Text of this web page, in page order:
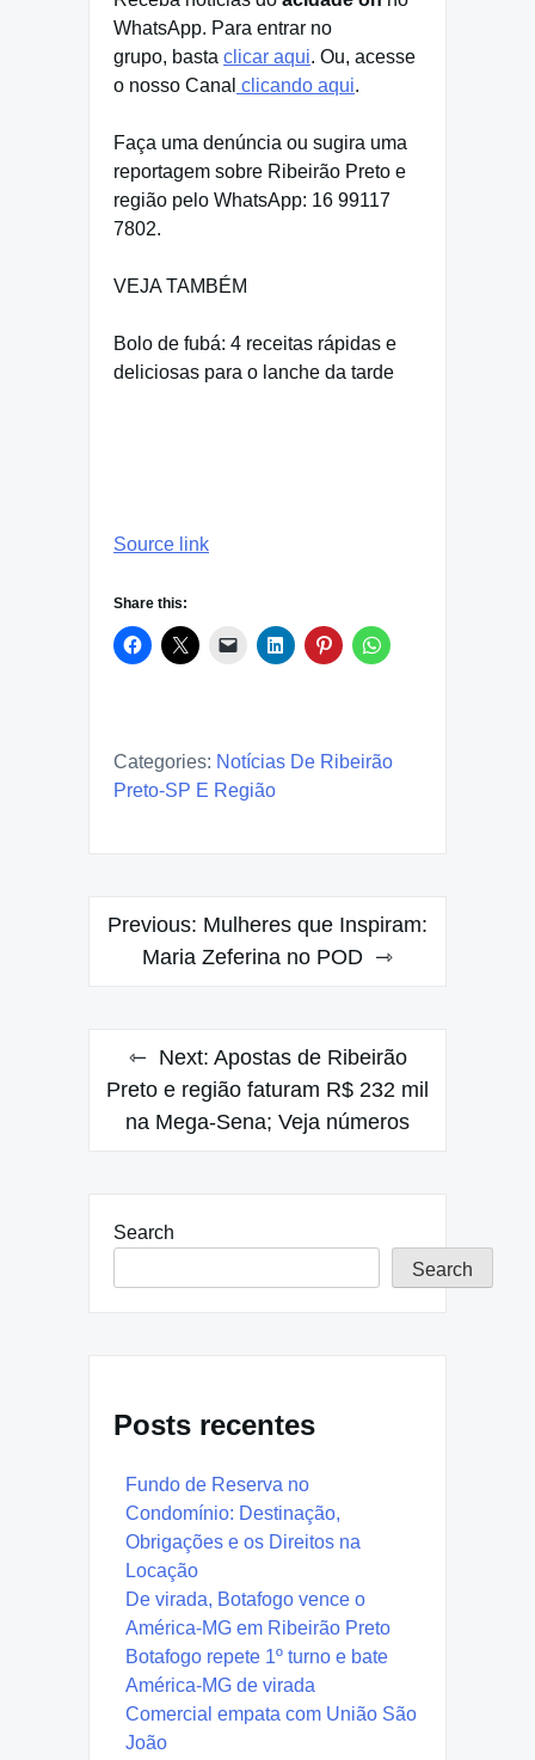
WhatsApp. Para entrar no
grupo, basta clicar aqui. Ou, acesse
o nosso Canal clicando aqui.
Faça uma denúncia ou sugira uma
reportagem sobre Ribeirão Preto e
região pelo WhatsApp: 16 99117
7802.
VEJA TAMBÉM
Bolo de fubá: 4 receitas rápidas e
deliciosas para o lanche da tarde
Source link
Share this:
Categories: Notícias De Ribeirão
Preto-SP E Região
Post
navigation
Previous: Mulheres que Inspiram:
Maria Zeferina no POD
Next: Apostas de Ribeirão
Preto e região faturam R$ 232 mil
na Mega-Sena; Veja números
Search
Search
Posts recentes
Fundo de Reserva no
Condomínio: Destinação,
Obrigações e os Direitos na
Locação
De virada, Botafogo vence o
América-MG em Ribeirão Preto
Botafogo repete 1º turno e bate
América-MG de virada
Comercial empata com União São
João